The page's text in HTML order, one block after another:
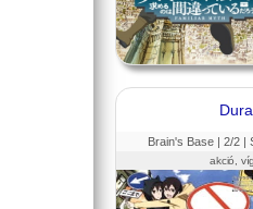
Brain's Base | 2/2 |
akció,